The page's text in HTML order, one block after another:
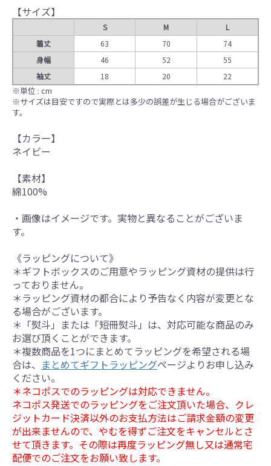
【サイズ】
S M
L
着丈
63 70
74
身幅
46 52
55
袖丈
18 20 22
※単位 : cm
※サイズは目安ですので実際とは多少の誤差が生じる場合がございま
す。
【カラー】
ネイビー
【素材】
綿100%
・画像はイメージです。実物と異なることがございま
す。
《ラッピングについて》
＊ギフトボックスのご用意やラッピング資材の提供は行
っておりません。
＊ラッピング資材の都合により予告なく内容が変更とな
る場合がございます。
＊「熨斗」または「短冊熨斗」は、対応可能な商品のみ
お選び頂くことができます。
＊複数商品を1つにまとめてラッピングを希望される場
合は、 まとめてギフトラッピングページよりお申し込み
ください。
＊ネコポスでのラッピングは対応できません。
ネコポス発送でのラッピングをご注文頂いた場合、クレ
ジットカード決済以外のお支払方法はご請求金額の変更
が出来ませんので、やむを得ずご注文をキャンセルとさ
せて頂きます。その際は再度ラッピング無し又は通常宅
配便でのご注文をお願い致します。